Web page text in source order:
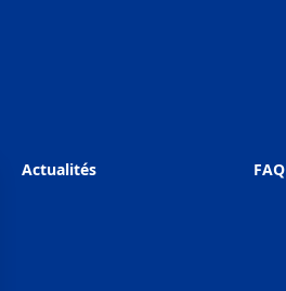
Actualités FAQ